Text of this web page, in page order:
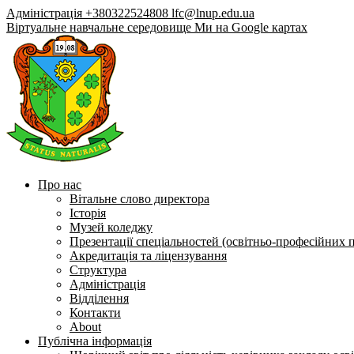
Адміністрація +380322524808 lfc@lnup.edu.ua
Віртуальне навчальне середовище Ми на Google картах
Про нас
Вітальне слово директора
Історія
Музей коледжу
Презентації спеціальностей (освітньо-професійних
Акредитація та ліцензування
Структура
Адміністрація
Відділення
Контакти
About
Публічна інформація